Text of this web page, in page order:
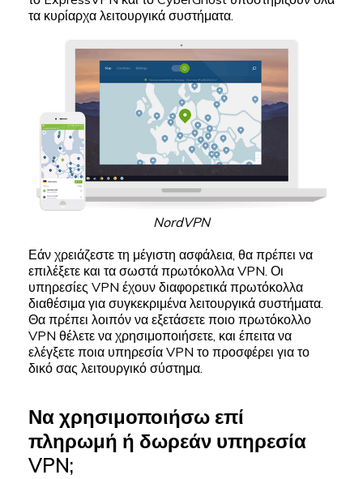
τα κυρίαρχα λειτουργικά συστήματα.
NordVPN
Εάν χρειάζεστε τη μέγιστη ασφάλεια, θα πρέπει να
επιλέξετε και τα σωστά πρωτόκολλα VPN. Οι
υπηρεσίες VPN έχουν διαφορετικά πρωτόκολλα
διαθέσιμα για συγκεκριμένα λειτουργικά συστήματα.
Θα πρέπει λοιπόν να εξετάσετε ποιο πρωτόκολλο
VPN θέλετε να χρησιμοποιήσετε, και έπειτα να
ελέγξετε ποια υπηρεσία VPN το προσφέρει για το
δικό σας λειτουργικό σύστημα.
Να χρησιμοποιήσω επί
πληρωμή ή δωρεάν υπηρεσία
VPN;